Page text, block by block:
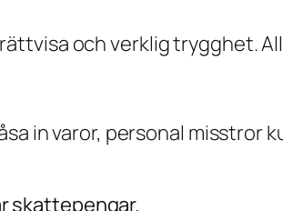
och verklig trygghet.
in varor, personal
skattepengar.